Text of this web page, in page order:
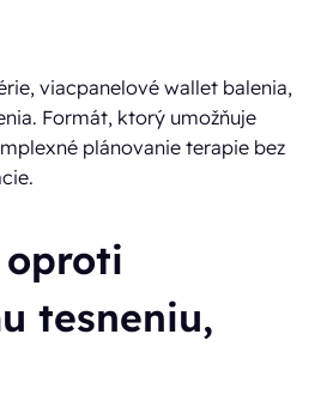
viacpanelové wallet balenia,
Formát, ktorý umožňuje
plánovanie terapie bez
oproti
tesneniu,